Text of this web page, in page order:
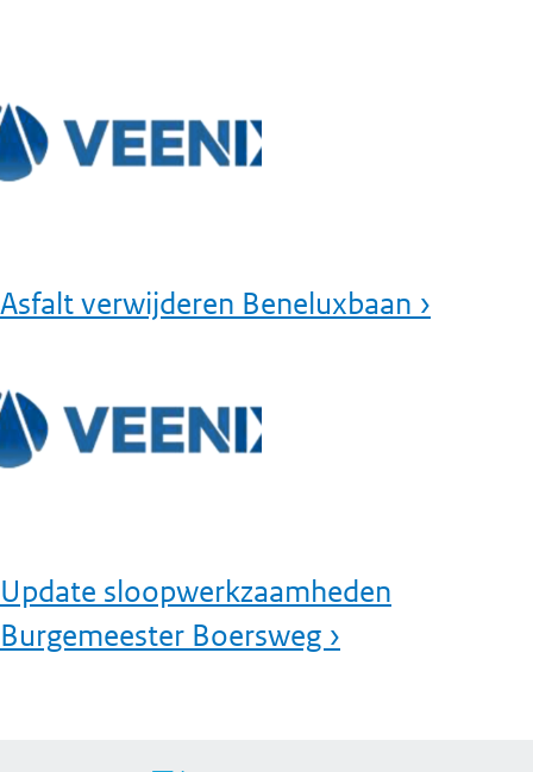
Asfalt verwijderen Beneluxbaan ›
Update sloopwerkzaamheden
Burgemeester Boersweg ›